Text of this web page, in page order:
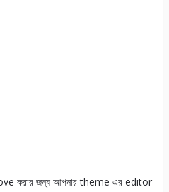
করার জন্য আপনার theme এর editor